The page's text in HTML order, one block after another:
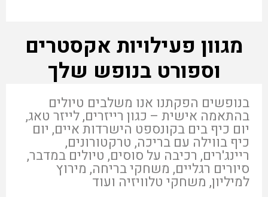
מגוון פעילויות אקסטרים
וספורט בנופש שלך
בנופשים הפקתנו אנו משלבים טיולים
בהתאמה אישית – כגון רייזרים, לייזר טאג,
יום כיף בים בקונספט הישרדות איים, יום
כיף בווילה עם בריכה, טרקטורונים,
ריינג'רים, רכיבה על סוסים, טיולים במדבר,
סיורים רגליים, משחקי בריחה, מירוץ
למיליון, משחקי טלוויזיה ועוד